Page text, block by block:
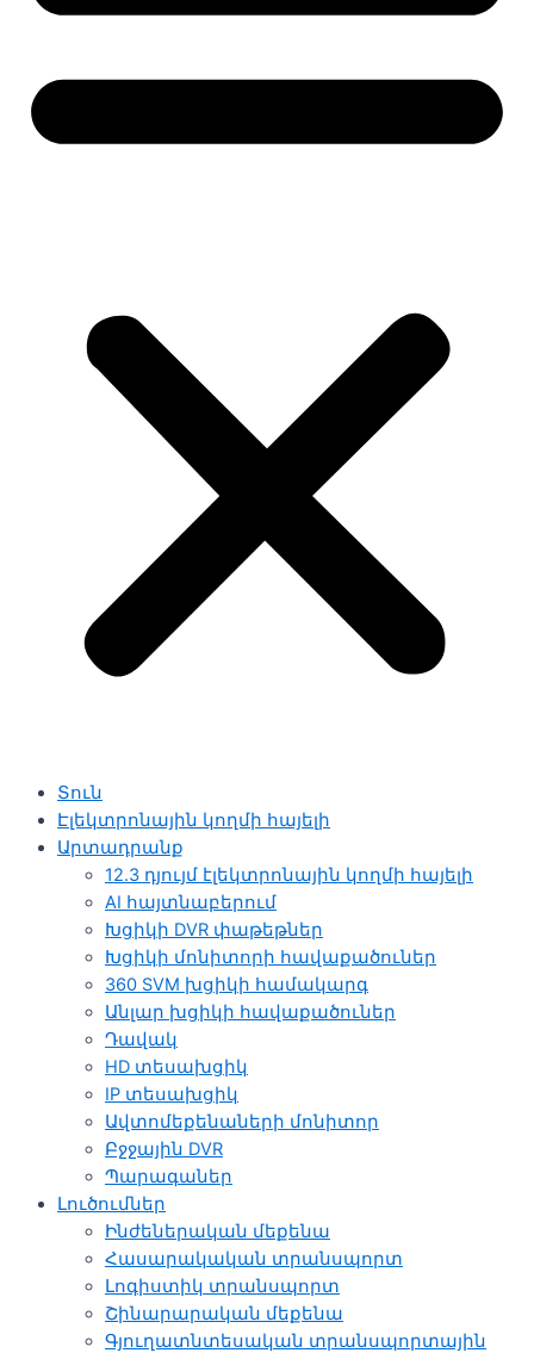
Տուն
Էլեկտրոնային կողմի հայելի
Արտադրանք
12.3 դյույմ էլեկտրոնային կողմի հայելի
AI հայտնաբերում
Խցիկի DVR փաթեթներ
Խցիկի մոնիտորի հավաքածուներ
360 SVM խցիկի համակարգ
Անլար խցիկի հավաքածուներ
Դավակ
HD տեսախցիկ
IP տեսախցիկ
Ավտոմեքենաների մոնիտոր
Բջջային DVR
Պարագաներ
Լուծումներ
Ինժեներական մեքենա
Հասարակական տրանսպորտ
Լոգիստիկ տրանսպորտ
Շինարարական մեքենա
Գյուղատնտեսական տրանսպորտային